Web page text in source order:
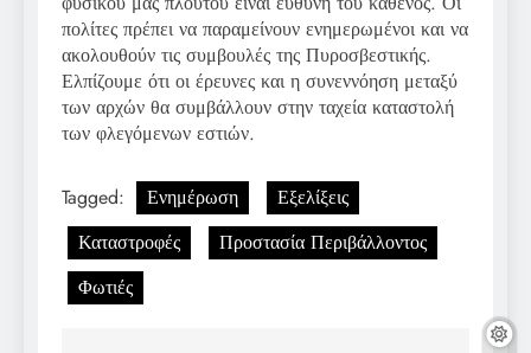
πολίτες πρέπει να παραμείνουν ενημερωμένοι και να
ακολουθούν τις συμβουλές της Πυροσβεστικής.
Ελπίζουμε ότι οι έρευνες και η συνεννόηση μεταξύ
των αρχών θα συμβάλλουν στην ταχεία καταστολή
των φλεγόμενων εστιών.
Tagged: Ενημέρωση
Εξελίξεις
Καταστροφές
Προστασία Περιβάλλοντος
Φωτιές